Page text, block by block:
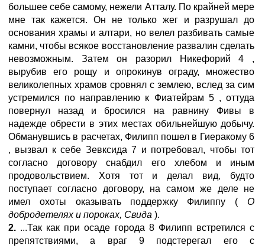
большее себе самому, нежели Атталу. По крайней мере
мне так кажется. Он не только жег и разрушал до
основания храмы и алтари, но велел разбивать самые
камни, чтобы всякое восстановление развалин сделать
невозможным. Затем он разорил Никефорий 4 ,
вырубив его рощу и опрокинув ограду, множество
великолепных храмов сровнял с землею, вслед за сим
устремился по направлению к Фиатейрам 5 , оттуда
повернул назад и бросился на равнину Фивы в
надежде обрести в этих местах обильнейшую добычу.
Обманувшись в расчетах, Филипп пошел в Гиеракому 6
, вызвал к себе Зевксида 7 и потребовал, чтобы тот
согласно договору снабдил его хлебом и иным
продовольствием. Хотя тот и делал вид, будто
поступает согласно договору, на самом же деле не
имел охоты оказывать поддержку Филиппу ( О
добродетелях и пороках, Свида ).
2. ...Так как при осаде города 8 Филипп встретился с
препятствиями, а враг 9 подстерегал его с